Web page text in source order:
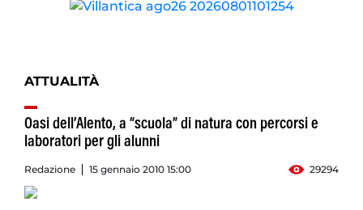
ATTUALITÀ
Oasi dell’Alento, a “scuola” di natura con percorsi e
laboratori per gli alunni
Redazione 15 gennaio 2010 15:00 29294